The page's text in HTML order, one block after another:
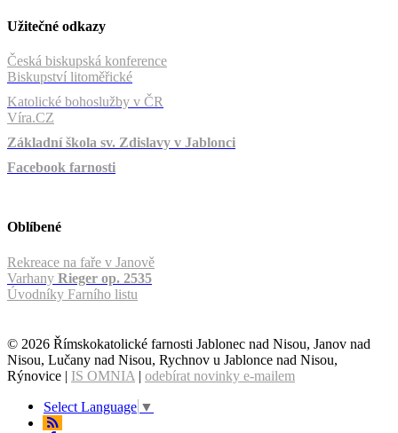
Užitečné odkazy
Česká biskupská konference
Biskupství litoměřické
Katolické bohoslužby v ČR
Víra.CZ
Základní škola sv. Zdislavy v Jablonci
Facebook farnosti
Oblíbené
Rekreace na faře v Janově
Varhany Rieger op. 2535
Úvodníky Farního listu
© 2026 Římskokatolické farnosti Jablonec nad Nisou, Janov nad
Nisou, Lučany nad Nisou, Rychnov u Jablonce nad Nisou,
Rýnovice | IS OMNIA | odebírat novinky e-mailem
Select Language ▼